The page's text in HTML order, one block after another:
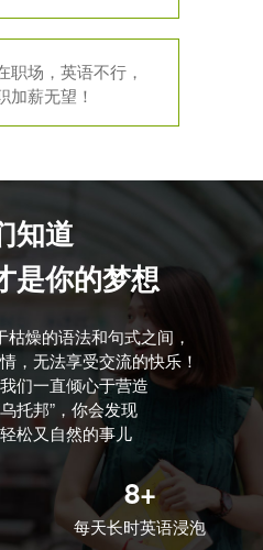
职场，英语不行，
加薪无望！
知道
是你的梦想
燥的语法和句式之间，
，无法享受交流的快乐！
们一直倾心于营造
托邦”，你会发现
松又自然的事儿
8+
每天长时英语浸泡